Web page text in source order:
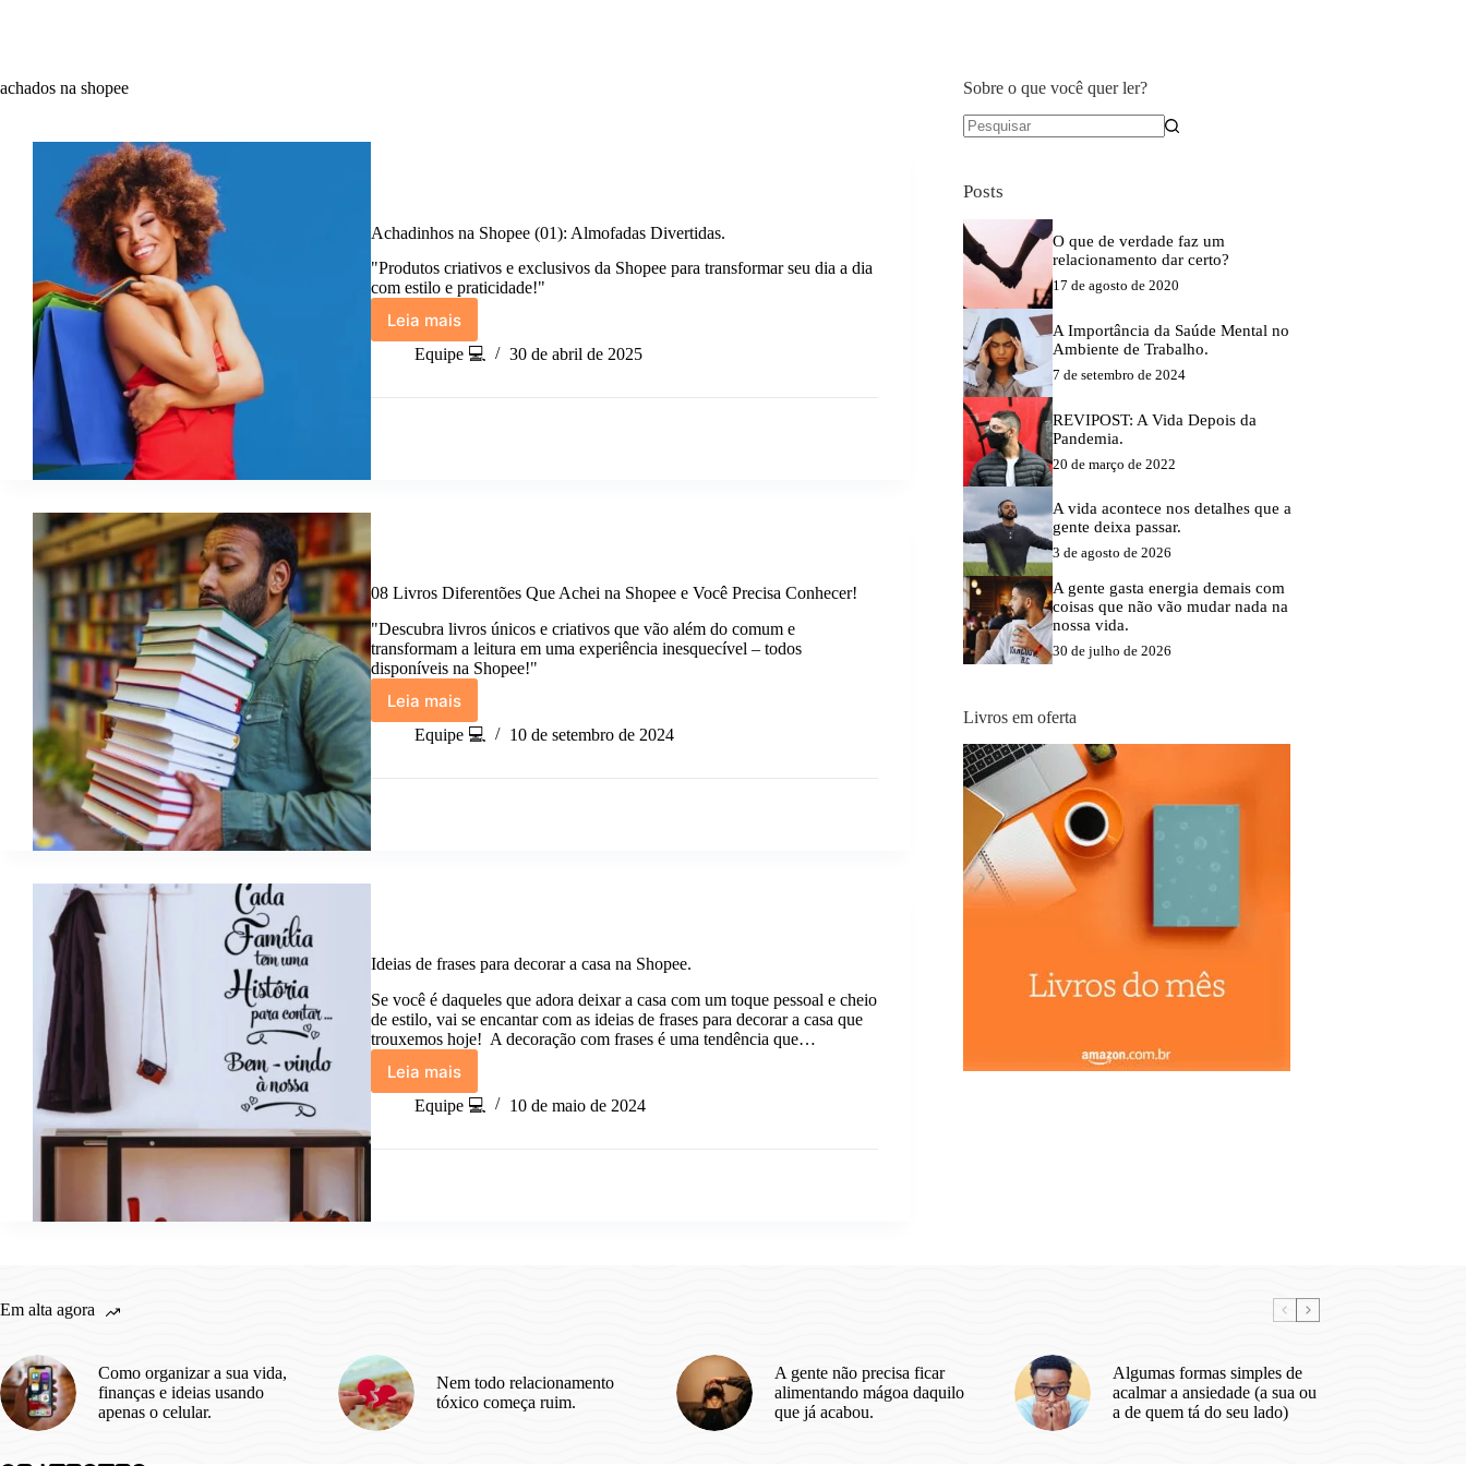
achados na shopee
Achadinhos na Shopee (01): Almofadas Divertidas.
"Produtos criativos e exclusivos da Shopee para transformar seu dia a dia
com estilo e praticidade!"
Leia maisAchadinhos
na
Shopee
Equipe 💻 30 de abril de 2025
08 Livros Diferentões Que Achei na Shopee e Você Precisa Conhecer!
"Descubra livros únicos e criativos que vão além do comum e
transformam a leitura em uma experiência inesquecível – todos
disponíveis na Shopee!"
Leia mais
08
Livros
Diferentões
Equipe 💻 10 de setembro de 2024
Ideias de frases para decorar a casa na Shopee.
Se você é daqueles que adora deixar a casa com um toque pessoal e cheio
de estilo, vai se encantar com as ideias de frases para decorar a casa que
trouxemos hoje! A decoração com frases é uma tendência que…
Leia mais
Ideias
de
frases
Equipe 💻 10 de maio de 2024
Sobre o que você quer ler?
Posts
O que de verdade faz um
relacionamento dar certo?
17 de agosto de 2020
A Importância da Saúde Mental no
Ambiente de Trabalho.
7 de setembro de 2024
REVIPOST: A Vida Depois da
Pandemia.
20 de março de 2022
A vida acontece nos detalhes que a
gente deixa passar.
3 de agosto de 2026
A gente gasta energia demais com
coisas que não vão mudar nada na
nossa vida.
30 de julho de 2026
Livros em oferta
Em alta agora
Como organizar a sua vida,
finanças e ideias usando
apenas o celular.
Nem todo relacionamento
tóxico começa ruim.
A gente não precisa ficar
alimentando mágoa daquilo
que já acabou.
Algumas formas simples de
acalmar a ansiedade (a sua ou
a de quem tá do seu lado)